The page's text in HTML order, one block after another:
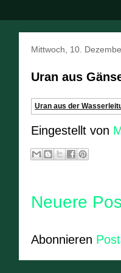
Mittwoch, 10.
Uran aus
Uran aus der
Eingestellt von
Neuere
Abonnieren